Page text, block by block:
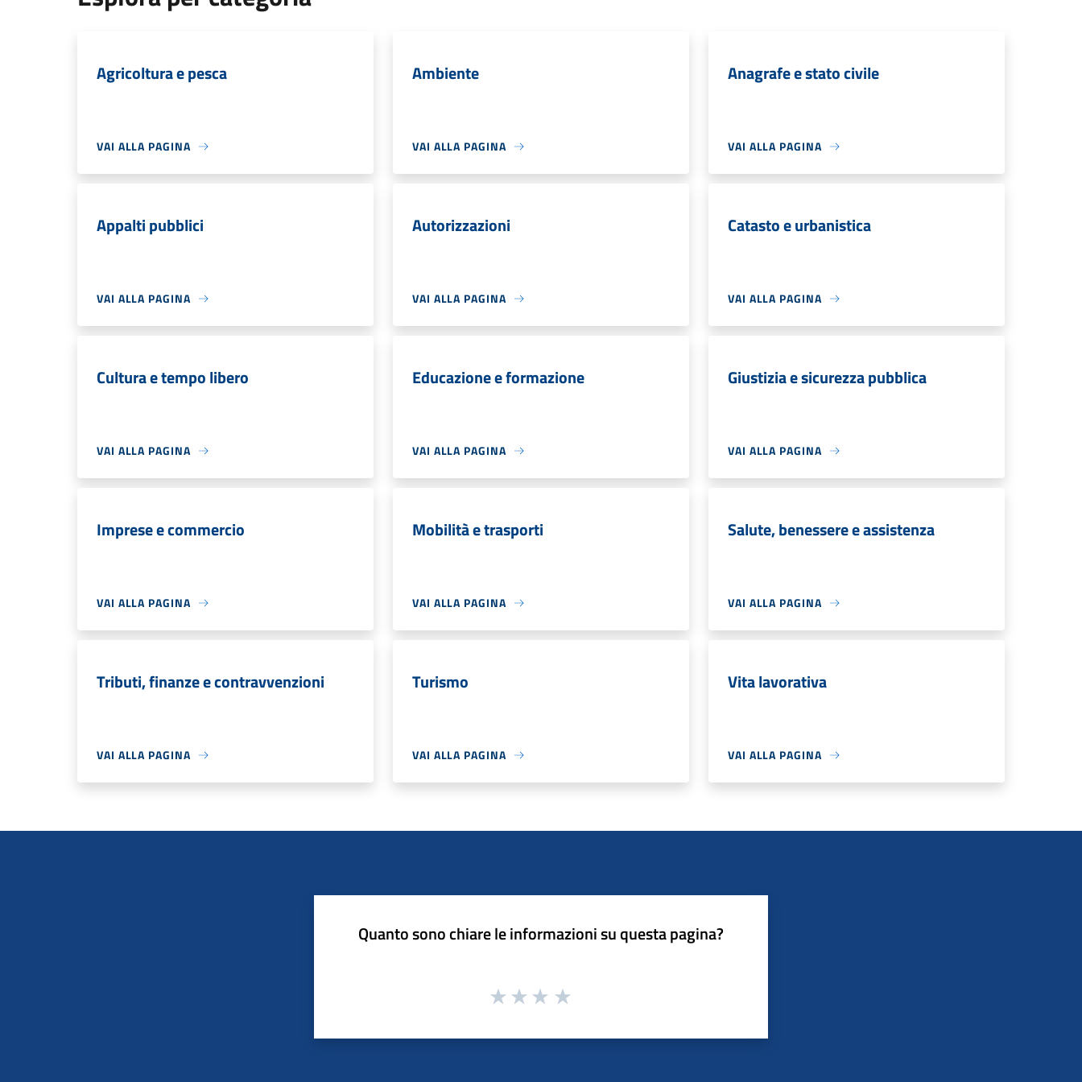
Agricoltura e pesca
VAI ALLA PAGINA
Ambiente
VAI ALLA PAGINA
Anagrafe e stato civile
VAI ALLA PAGINA
Appalti pubblici
VAI ALLA PAGINA
Autorizzazioni
VAI ALLA PAGINA
Catasto e urbanistica
VAI ALLA PAGINA
Cultura e tempo libero
VAI ALLA PAGINA
Educazione e formazione
VAI ALLA PAGINA
Giustizia e sicurezza pubblica
VAI ALLA PAGINA
Imprese e commercio
VAI ALLA PAGINA
Mobilità e trasporti
VAI ALLA PAGINA
Salute, benessere e assistenza
VAI ALLA PAGINA
Tributi, finanze e contravvenzioni
VAI ALLA PAGINA
Turismo
VAI ALLA PAGINA
Vita lavorativa
VAI ALLA PAGINA
Quanto sono chiare le informazioni su questa pagina?